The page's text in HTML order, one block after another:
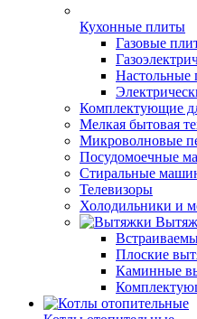
Кухонные плиты
Газовые
Настольные
Комплектующие
Мелкая бытовая
Микроволновые
Посудомоечные
Стиральные
Телевизоры
Холодильники и
Плоские
Каминные